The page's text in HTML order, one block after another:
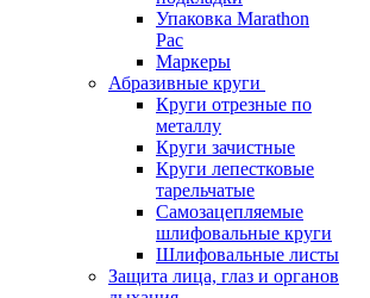
Упаковка Marathon
Pac
Маркеры
Абразивные круги
Круги отрезные по
металлу
Круги зачистные
Круги лепестковые
тарельчатые
Самозацепляемые
шлифовальные круги
Шлифовальные листы
Защита лица, глаз и органов